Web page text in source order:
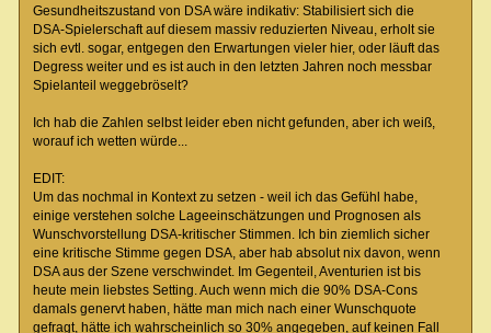
Gesundheitszustand von DSA wäre indikativ: Stabilisiert sich die
DSA-Spielerschaft auf diesem massiv reduzierten Niveau, erholt sie
sich evtl. sogar, entgegen den Erwartungen vieler hier, oder läuft das
Degress weiter und es ist auch in den letzten Jahren noch messbar
Spielanteil weggebröselt?
Ich hab die Zahlen selbst leider eben nicht gefunden, aber ich weiß,
worauf ich wetten würde...
EDIT:
Um das nochmal in Kontext zu setzen - weil ich das Gefühl habe,
einige verstehen solche Lageeinschätzungen und Prognosen als
Wunschvorstellung DSA-kritischer Stimmen. Ich bin ziemlich sicher
eine kritische Stimme gegen DSA, aber hab absolut nix davon, wenn
DSA aus der Szene verschwindet. Im Gegenteil, Aventurien ist bis
heute mein liebstes Setting. Auch wenn mich die 90% DSA-Cons
damals genervt haben, hätte man mich nach einer Wunschquote
gefragt, hätte ich wahrscheinlich so 30% angegeben, auf keinen Fall